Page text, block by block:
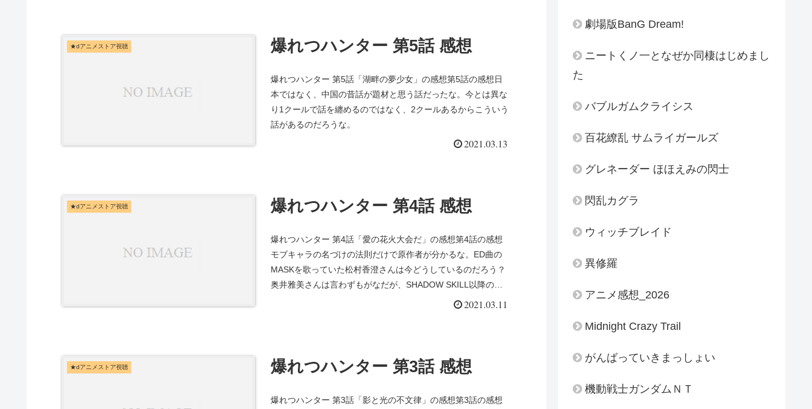
★dアニメストア視聴 爆れつハンター 第5話 感想
爆れつハンター 第5話「湖畔の夢少女」の感想第5話の感想日
本ではなく、中国の昔話が題材と思う話だったな。今とは異な
り1クールで話を纏めるのではなく、2クールあるからこういう
話があるのだろうな。
2021.03.13
★dアニメストア視聴 爆れつハンター 第4話 感想
爆れつハンター 第4話「愛の花火大会だ」の感想第4話の感想
モブキャラの名づけの法則だけで原作者が分かるな。ED曲の
MASKを歌っていた松村香澄さんは今どうしているのだろう？
奥井雅美さんは言わずもがなだが、SHADOW SKILL以降の活
2021.03.11
★dアニメストア視聴 爆れつハンター 第3話 感想
爆れつハンター 第3話「影と光の不文律」の感想第3話の感想
劇場版BanG Dream!
ニートくノ一となぜか同棲はじめまし
た
バブルガムクライシス
百花繚乱 サムライガールズ
グレネーダー ほほえみの閃士
閃乱カグラ
ウィッチブレイド
異修羅
アニメ感想_2026
Midnight Crazy Trail
がんばっていきまっしょい
機動戦士ガンダムＮＴ